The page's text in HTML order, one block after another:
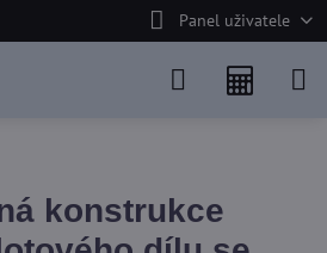
Panel uživatele
konstrukce